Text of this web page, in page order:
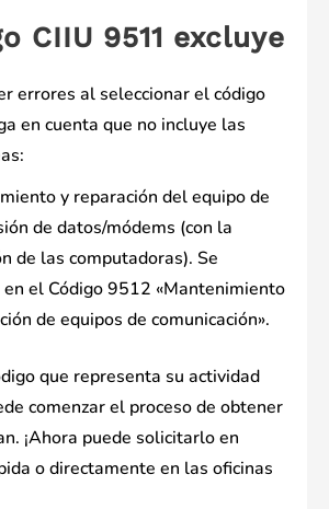
CIIU 9511 excluye
errores al seleccionar el código
en cuenta que no incluye las
y reparación del equipo de
de datos/módems (con la
de las computadoras). Se
en el Código 9512 «Mantenimiento
de equipos de comunicación».
que representa su actividad
comenzar el proceso de obtener
¡Ahora puede solicitarlo en
o directamente en las oficinas